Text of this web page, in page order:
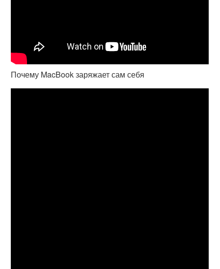
Почему MacBook заряжает сам себя